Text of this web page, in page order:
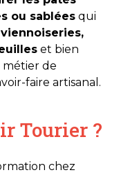
ou sablées qui
viennoiseries,
et bien
métier de
faire artisanal.
Tourier ?
chez